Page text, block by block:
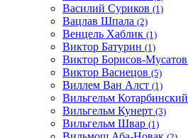
Василий Суриков (1)
Вацлав Шпала (2)
Венцель Хаблик (1)
Виктор Батурин (1)
Виктор Борисов-Мусатов
Виктор Васнецов (5)
Виллем Ван Алст (1)
Вильгельм Котарбинский
Вильгельм Кунерт (3)
Вильгельм Швар (1)